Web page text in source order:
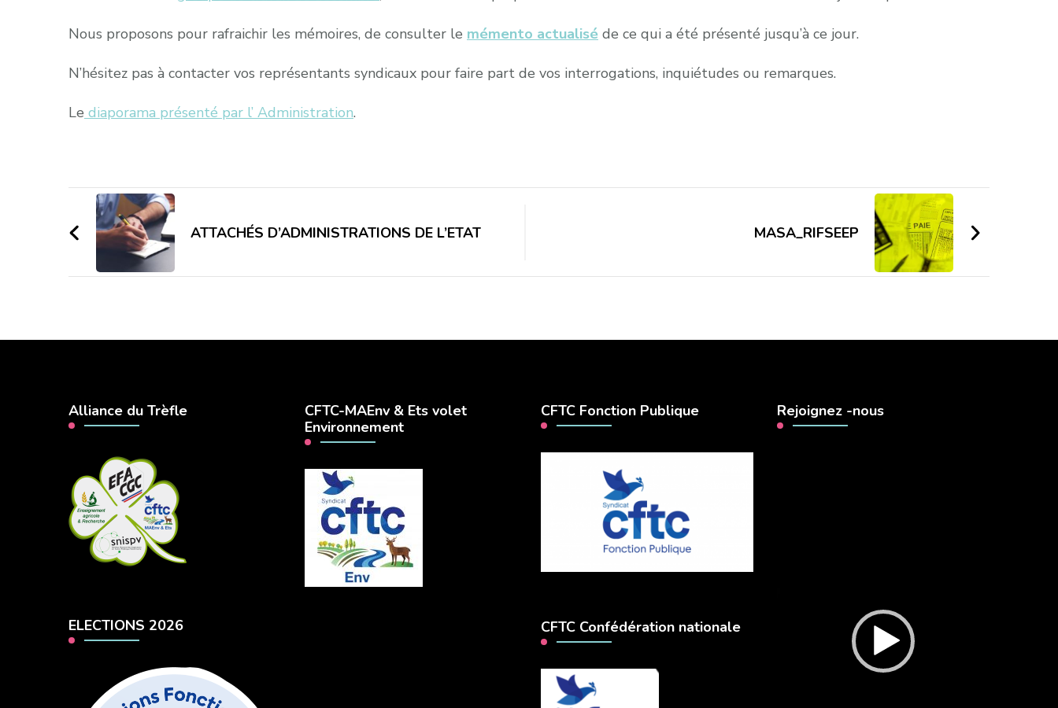
Nous proposons pour rafraichir les mémoires, de consulter le mémento actualisé de ce qui a été présenté jusqu’à ce jour.
N’hésitez pas à contacter vos représentants syndicaux pour faire part de vos interrogations, inquiétudes ou remarques.
Le diaporama présenté par l’ Administration.
Navigation
d'article
ATTACHÉS D’ADMINISTRATIONS DE L’ETAT MASA_RIFSEEP
Alliance du Trèfle
ELECTIONS 2026
CFTC-MAEnv & Ets volet
Environnement
CFTC Fonction Publique
CFTC Confédération nationale
Rejoignez -nous